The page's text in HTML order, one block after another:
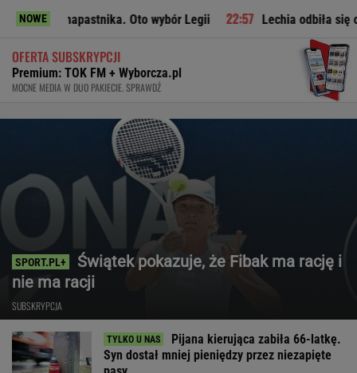
NOWE Oto wybór Legii Lechia odbiła się od dna. Oto
OFERTA SUBSKRYPCJI
Premium: TOK FM + Wyborcza.pl
MOCNE MEDIA W DUO PAKIECIE. SPRAWDŹ
Świątek pokazuje, że Fibak ma rację i
nie ma racji
SUBSKRYPCJA
Pijana kierująca zabiła 66-latkę.
Syn dostał mniej pieniędzy przez niezapięte